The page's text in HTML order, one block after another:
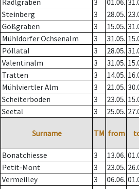
Radlgraben 3 01.06.
Steinberg 3 28.05.
Gößgraben 3 15.05.
Mühldorfer Ochsenalm 3 31.05.
Pöllatal 3 28.05.
Valentinalm 3 31.05.
Tratten 3 14.05.
Mühlviertler Alm 3 21.05.
Scheiterboden 3 23.05.
Seetal 3 25.05.
Surname TM from
Bonatchiesse 3 13.06.
Petit-Mont 3 23.05.
Vermeilley 3 06.06.